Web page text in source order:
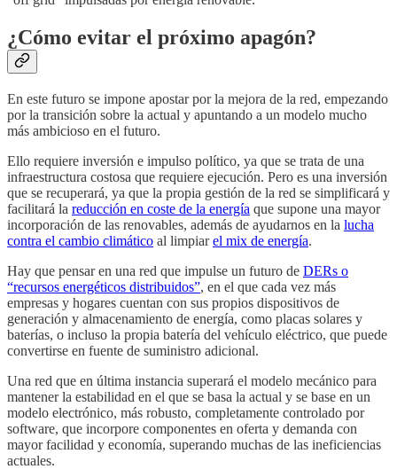
¿Cómo evitar el próximo apagón?
En este futuro se impone apostar por la mejora de la red, empezando
por la transición sobre la actual y apuntando a un modelo mucho
más ambicioso en el futuro.
Ello requiere inversión e impulso político, ya que se trata de una
infraestructura costosa que requiere ejecución. Pero es una inversión
que se recuperará, ya que la propia gestión de la red se simplificará y
facilitará la reducción en coste de la energía que supone una mayor
incorporación de las renovables, además de ayudarnos en la lucha
contra el cambio climático al limpiarel mix de energía.
Hay que pensar en una red que impulse un futuro de DERs o
“recursos energéticos distribuidos”, en el que cada vez más
empresas y hogares cuentan con sus propios dispositivos de
generación y almacenamiento de energía, como placas solares y
baterías, o incluso la propia batería del vehículo eléctrico, que puede
convertirse en fuente de suministro adicional.
Una red que en última instancia superará el modelo mecánico para
mantener la estabilidad en el que se basa la actual y se base en un
modelo electrónico, más robusto, completamente controlado por
software, que incorpore componentes en oferta y demanda con
mayor facilidad y economía, superando muchas de las ineficiencias
actuales.